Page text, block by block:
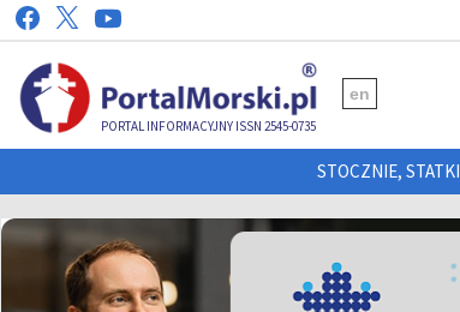
PORTAL INFORMACYJNY ISSN 2545-0735
en
STOCZNIE, STATKI